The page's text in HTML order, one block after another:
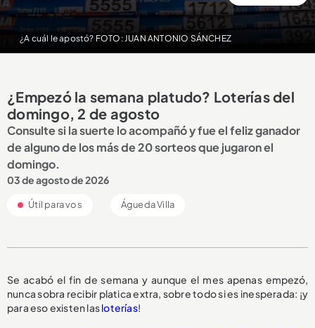
¿A cuál le apostó? FOTO: JUAN ANTONIO SÁNCHEZ
¿Empezó la semana platudo? Loterías del
domingo, 2 de agosto
Consulte si la suerte lo acompañó y fue el feliz ganador
de alguno de los más de 20 sorteos que jugaron el
domingo.
03 de agosto de 2026
Útil para vos Águeda Villa
Se acabó el fin de semana y aunque el mes apenas empezó,
nunca sobra recibir platica extra, sobre todo si es inesperada: ¡y
para eso existen lasloterías!